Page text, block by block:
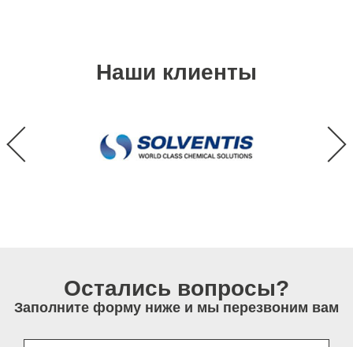
Наши клиенты
Остались вопросы?
Заполните форму ниже и мы перезвоним вам